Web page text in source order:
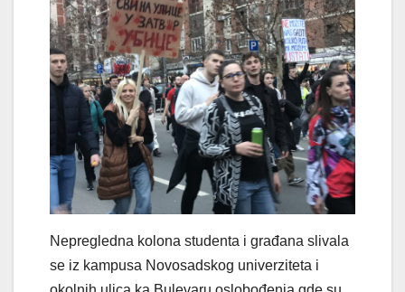
Nepregledna kolona studenta i građana slivala
se iz kampusa Novosadskog univerziteta i